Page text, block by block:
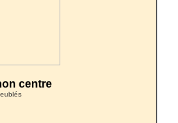
centre